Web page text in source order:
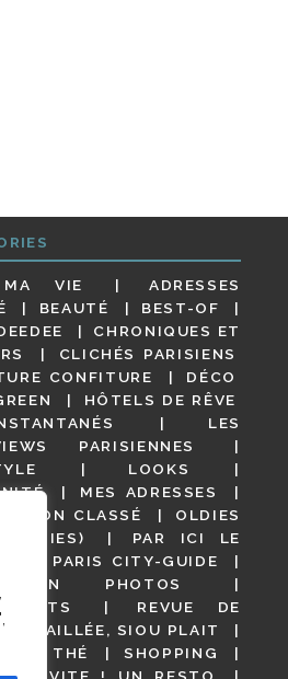
VIE
ADRESSES
BEAUTÉ
BEST-OF
CHRONIQUES ET
CLICHÉS PARISIENS
CONFITURE
DÉCO
HÔTELS DE RÊVE
LES
PARISIENNES
LOOKS
MES ADRESSES
NON CLASSÉ
OLDIES
PAR ICI LE
!
PARIS CITY-GUIDE
EN PHOTOS
REVUE DE
DÉTAILLÉE, SIOU PLAIT
DE THÉ
SHOPPING
VITE ! UN RESTO